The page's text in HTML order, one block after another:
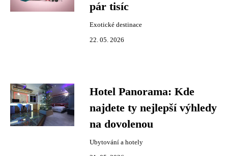
pár tisíc
Exotické destinace
22. 05. 2026
Hotel Panorama: Kde
najdete ty nejlepší výhledy
na dovolenou
Ubytování a hotely